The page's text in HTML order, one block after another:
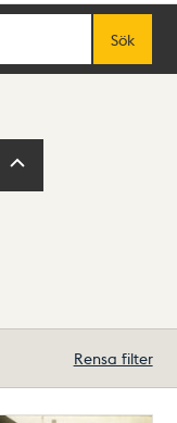
Sök
Rensa filter